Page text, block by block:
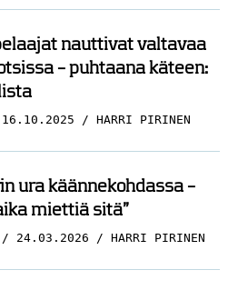
nauttivat valtavaa
– puhtaana käteen:
16.10.2025 HARRI PIRINEN
ura käännekohdassa –
miettiä sitä”
24.03.2026 HARRI PIRINEN